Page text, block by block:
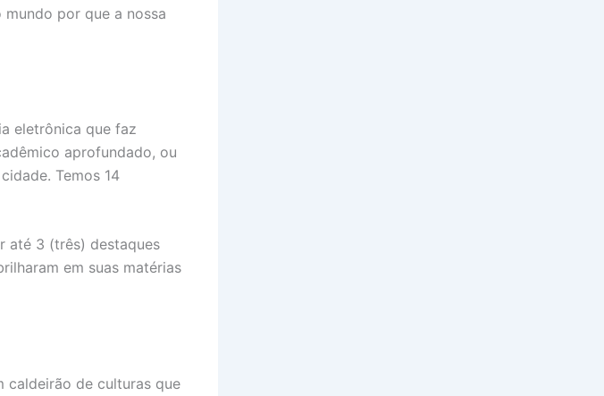
por que a nossa
eletrônica que faz
aprofundado, ou
Temos 14
até 3 (três) destaques
em suas matérias
caldeirão de culturas que